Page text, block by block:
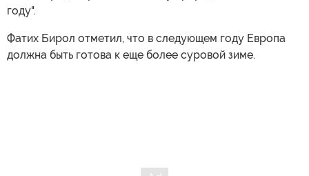
году".
Фатих Бирол отметил, что в следующем году Европа
должна быть готова к еще более суровой зиме.